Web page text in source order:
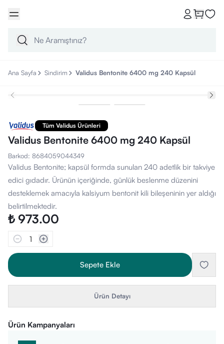
Ana Sayfa Sindirim Validus Bentonite 6400 mg 240 Kapsül
Tüm Validus Ürünleri
Validus Bentonite 6400 mg 240 Kapsül
Barkod: 8684059044349
Validus Bentonite; kapsül formda sunulan 240 adetlik bir takviye
edici gıdadır. Ürünün içeriğinde, günlük beslenme düzenini
desteklemek amacıyla kalsiyum bentonit kili bileşeninin yer aldığı
belirtilmektedir.
₺ 973.00
1
Sepete Ekle
Ürün Detayı
Ürün Kampanyaları